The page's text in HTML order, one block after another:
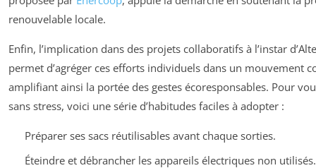
renouvelable locale.
Enfin, l’implication dans des projets collaboratifs à l’instar
permet d’agréger ces efforts individuels dans un mouvement
amplifiant ainsi la portée des gestes écoresponsables. Pour
sans stress, voici une série d’habitudes faciles à adopter :
Préparer ses sacs réutilisables avant chaque sorties.
Éteindre et débrancher les appareils électriques non utilisés.